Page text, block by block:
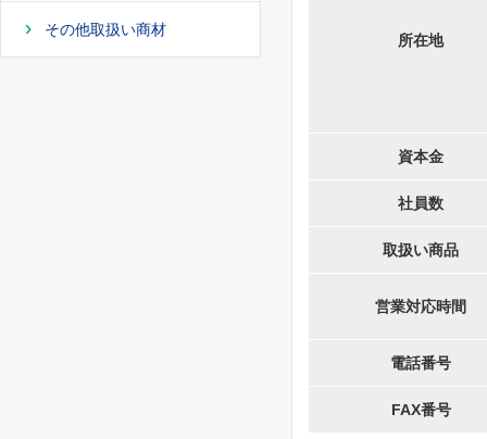
その他取扱い商材
所在地
資本金
社員数
取扱い商品
営業対応時間
電話番号
FAX番号